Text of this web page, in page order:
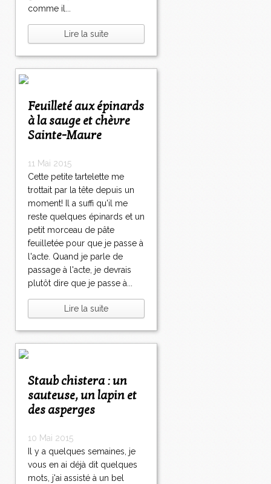
comme il...
Lire la suite
Feuilleté aux épinards
à la sauge et chèvre
Sainte-Maure
11 Mai 2015
Cette petite tartelette me
trottait par la tête depuis un
moment! Il a suffi qu'il me
reste quelques épinards et un
petit morceau de pâte
feuilletée pour que je passe à
l'acte. Quand je parle de
passage à l'acte, je devrais
plutôt dire que je passe à...
Lire la suite
Staub chistera : un
sauteuse, un lapin et
des asperges
10 Mai 2015
Il y a quelques semaines, je
vous en ai déjà dit quelques
mots, j'ai assisté à un bel